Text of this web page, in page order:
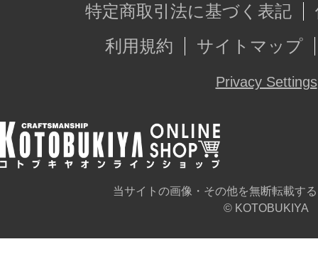
特定商取引法に基づく表記
利用規約
サイトマップ
Privacy Settings
当サイトの画像・その他を無断転載す
© KOTOBUKIYA